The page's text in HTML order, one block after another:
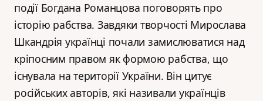
події Богдана Романцова поговорять про
історію рабства. Завдяки творчості Мирослава
Шкандрія українці почали замислюватися над
кріпосним правом як формою рабства, що
існувала на території України. Він цитує
російських авторів, які називали українців